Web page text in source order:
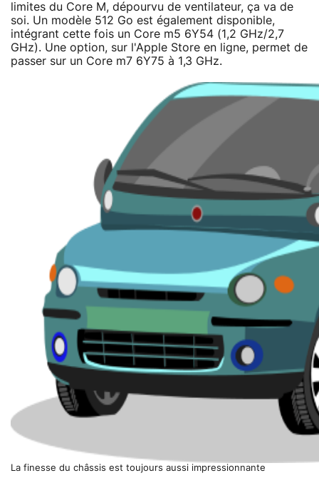
limites du Core M, dépourvu de ventilateur, ça va de
soi. Un modèle 512 Go est également disponible,
intégrant cette fois un Core m5 6Y54 (1,2 GHz/2,7
GHz). Une option, sur l'Apple Store en ligne, permet de
passer sur un Core m7 6Y75 à 1,3 GHz.
La finesse du châssis est toujours aussi impressionnante